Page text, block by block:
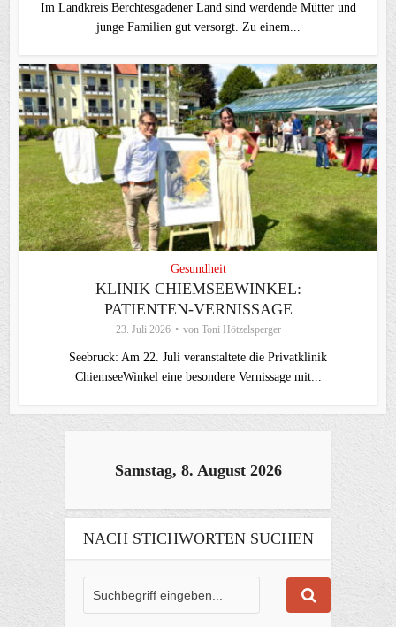
Im Landkreis Berchtesgadener Land sind werdende Mütter und
junge Familien gut versorgt. Zu einem...
Gesundheit
KLINIK CHIEMSEEWINKEL:
PATIENTEN-VERNISSAGE
23. Juli 2026 von Toni Hötzelsperger
Seebruck: Am 22. Juli veranstaltete die Privatklinik
ChiemseeWinkel eine besondere Vernissage mit...
Samstag, 8. August 2026
NACH STICHWORTEN SUCHEN